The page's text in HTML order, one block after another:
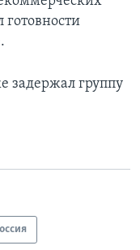
задержал группу